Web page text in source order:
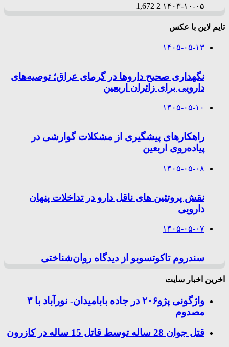
۱۴۰۳-۱۰-۰۵ 2
1,672
تایم لاین با عکس
۱۴۰۵-۰۵-۱۳
نگهداری صحیح داروها در گرمای عراق؛ توصیه‌های
دارویی برای زائران اربعین
۱۴۰۵-۰۵-۱۰
راهکارهای پیشگیری از مشکلات گوارشی در
پیاده‌روی اربعین
۱۴۰۵-۰۵-۰۸
نقش پروتئین های ناقل دارو در تداخلات پنهان
دارویی
۱۴۰۵-۰۵-۰۷
سندروم تاکوتسوبو از دیدگاه روان‌شناختی
اخرین اخبار سایت
واژگونی پژو۲۰۶ در جاده بابامیدان- نورآباد با ۳
مصدوم
قتل جوان 28 ساله توسط قاتل 15 ساله در کازرون